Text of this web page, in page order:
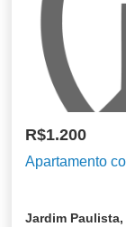
R$1.200
Apartamento
Jardim